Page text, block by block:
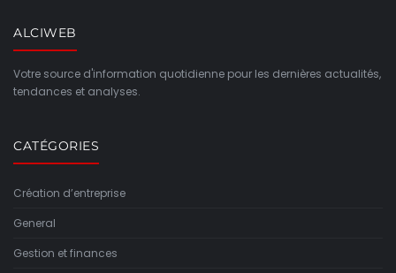
ALCIWEB
Votre source d'information quotidienne pour les dernières actualités,
tendances et analyses.
CATÉGORIES
Création d’entreprise
General
Gestion et finances